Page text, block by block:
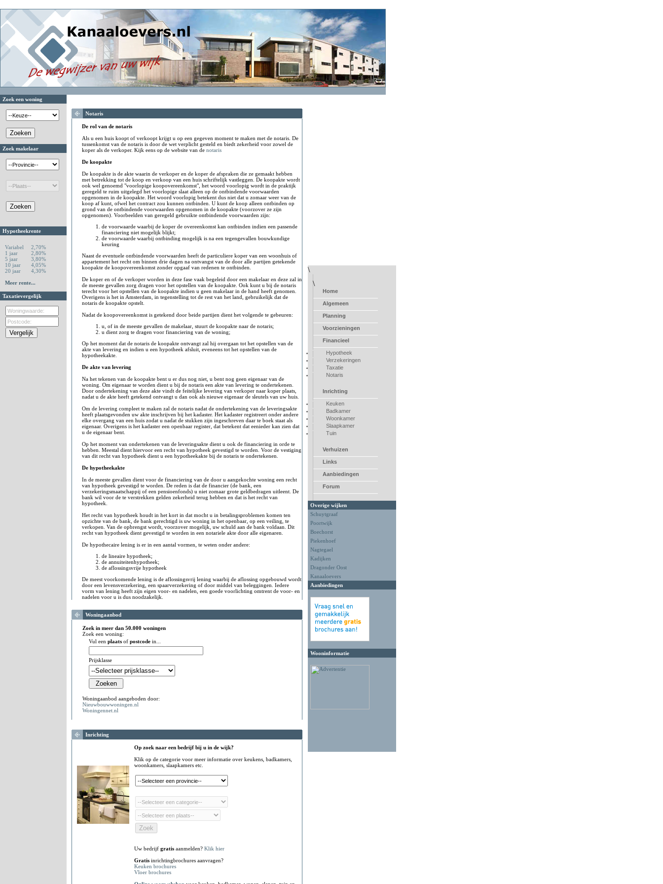
Zoek een woning
Zoek makelaar
Hypotheekrente
Variabel
2,70%
1 jaar
2,80%
5 jaar
3,80%
10 jaar
4,05%
20 jaar
4,30%
Meer rente...
Taxatievergelijk
Notaris
De rol van de notaris
Als u een huis koopt of verkoopt krijgt u op een gegeven moment te maken met de notaris. De
tussenkomst van de notaris is door de wet verplicht gesteld en biedt zekerheid voor zowel de
koper als de verkoper. Kijk eens op de website van de notaris
De koopakte
De koopakte is de akte waarin de verkoper en de koper de afspraken die ze gemaakt hebben
met betrekking tot de koop en verkoop van een huis schriftelijk vastleggen. De koopakte wordt
ook wel genoemd "voorlopige koopovereenkomst", het woord voorlopig wordt in de praktijk
geregeld te ruim uitgelegd het voorlopige slaat alleen op de ontbindende voorwaarden
opgenomen in de koopakte. Het woord voorlopig betekent dus niet dat u zomaar weer van de
koop af kunt, ofwel het contract zou kunnen ontbinden. U kunt de koop alleen ontbinden op
grond van de ontbindende voorwaarden opgenomen in de koopakte (voorzover ze zijn
opgenomen). Voorbeelden van geregeld gebruikte ontbindende voorwaarden zijn:
de voorwaarde waarbij de koper de overeenkomst kan ontbinden indien een passende
financiering niet mogelijk blijkt;
de voorwaarde waarbij ontbinding mogelijk is na een tegengevallen bouwkundige
keuring
Naast de eventuele ontbindende voorwaarden heeft de particuliere koper van een woonhuis of
appartement het recht om binnen drie dagen na ontvangst van de door alle partijen getekende
koopakte de koopovereenkomst zonder opgaaf van redenen te ontbinden.
De koper en of de verkoper worden in deze fase vaak begeleid door een makelaar en deze zal in
de meeste gevallen zorg dragen voor het opstellen van de koopakte. Ook kunt u bij de notaris
terecht voor het opstellen van de koopakte indien u geen makelaar in de hand heeft genomen.
Overigens is het in Amsterdam, in tegenstelling tot de rest van het land, gebruikelijk dat de
notaris de koopakte opstelt.
Nadat de koopovereenkomst is getekend door beide partijen dient het volgende te gebeuren:
u, of in de meeste gevallen de makelaar, stuurt de koopakte naar de notaris;
u dient zorg te dragen voor financiering van de woning;
Op het moment dat de notaris de koopakte ontvangt zal hij overgaan tot het opstellen van de
akte van levering en indien u een hypotheek afsluit, eveneens tot het opstellen van de
hypotheekakte.
De akte van levering
Na het tekenen van de koopakte bent u er dus nog niet, u bent nog geen eigenaar van de
woning. Om eigenaar te worden dient u bij de notaris een akte van levering te ondertekenen.
Door ondertekening van deze akte vindt de feitelijke levering van verkoper naar koper plaats,
nadat u de akte heeft getekend ontvangt u dan ook als nieuwe eigenaar de sleutels van uw huis.
Om de levering compleet te maken zal de notaris nadat de ondertekening van de leveringsakte
heeft plaatsgevonden uw akte inschrijven bij het kadaster. Het kadaster registreert onder andere
elke overgang van een huis zodat u nadat de stukken zijn ingeschreven daar te boek staat als
eigenaar. Overigens is het kadaster een openbaar register, dat betekent dat eenieder kan zien dat
u de eigenaar bent.
Op het moment van ondertekenen van de leveringsakte dient u ook de financiering in orde te
hebben. Meestal dient hiervoor een recht van hypotheek gevestigd te worden. Voor de vestiging
van dit recht van hypotheek dient u een hypotheekakte bij de notaris te ondertekenen.
De hypotheekakte
In de meeste gevallen dient voor de financiering van de door u aangekochte woning een recht
van hypotheek gevestigd te worden. De reden is dat de financier (de bank, een
verzekeringsmaatschappij of een pensioenfonds) u niet zomaar grote geldbedragen uitleent. De
bank wil voor de te verstrekken gelden zekerheid terug hebben en dat is het recht van
hypotheek.
Het recht van hypotheek houdt in het kort in dat mocht u in betalingsproblemen komen ten
opzichte van de bank, de bank gerechtigd is uw woning in het openbaar, op een veiling, te
verkopen. Van de opbrengst wordt, voorzover mogelijk, uw schuld aan de bank voldaan. Dit
recht van hypotheek dient gevestigd te worden in een notariele akte door alle eigenaren.
De hypothecaire lening is er in een aantal vormen, te weten onder andere:
de lineaire hypotheek;
de annuiteitenhypotheek;
de aflossingsvrije hypotheek
De meest voorkomende lening is de aflossingsvrij lening waarbij de aflossing opgebouwd wordt
door een levensverzekering, een spaarverzekering of door middel van beleggingen. Iedere
vorm van lening heeft zijn eigen voor- en nadelen, een goede voorlichting omtrent de voor- en
nadelen voor u is dus noodzakelijk.
Woningaanbod
Zoek in meer dan 50.000 woningen
Zoek een woning:
Vul een plaats of postcode in...
Prijsklasse
Woningaanbod aangeboden door:
Nieuwbouwwoningen.nl
Woningennet.nl
Inrichting
Op zoek naar een bedrijf bij u in de wijk?
Klik op de categorie voor meer informatie over keukens, badkamers,
woonkamers, slaapkamers etc.
Uw bedrijf gratis aanmelden? Klik hier
Gratis inrichtingbrochures aanvragen?
Keuken brochures
Vloer brochures
\
\
Home
Algemeen
Planning
Voorzieningen
Financieel
Hypotheek
Verzekeringen
Taxatie
Notaris
Inrichting
Keuken
Badkamer
Woonkamer
Slaapkamer
Tuin
Verhuizen
Links
Aanbiedingen
Forum
Overige wijken
Schuytgraaf
Poortwijk
Boechorst
Piekenhoef
Nagtegael
Kadijken
Dragonder Oost
Kanaaloevers
Aanbiedingen
Wooninformatie